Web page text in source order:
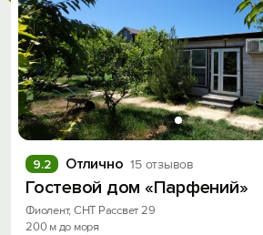
Отлично 15 отзывов
9.2
Гостевой дом «Парфений»
Фиолент, СНТ Рассвет 29
200 м до моря